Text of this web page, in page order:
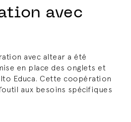
avec
avec altear a été
en place des onglets et
Educa. Cette coopération
aux besoins spécifiques